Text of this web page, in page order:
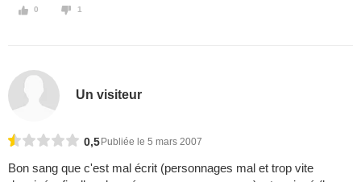
0 1
Un visiteur
0,5 Publiée le 5 mars 2007
Bon sang que c'est mal écrit (personnages mal et trop vite